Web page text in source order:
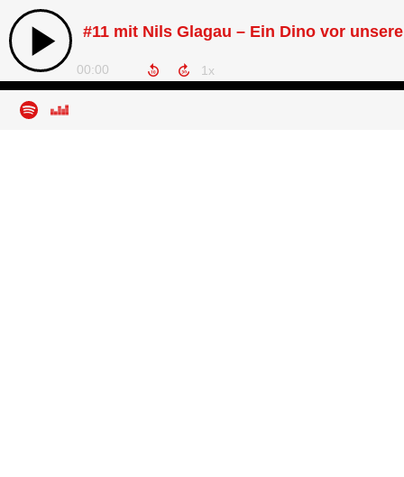
#11 mit Nils Glagau – Ein Dino vor
00:00